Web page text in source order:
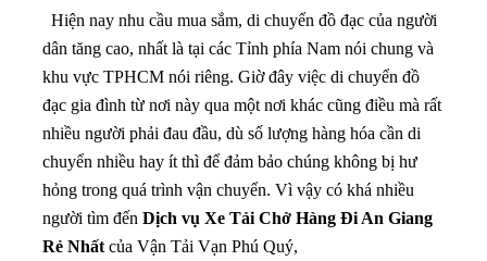
Hiện nay nhu cầu mua sắm, di chuyển đồ đạc của người
dân tăng cao, nhất là tại các Tỉnh phía Nam nói chung và
khu vực TPHCM nói riêng. Giờ đây việc di chuyển đồ
đạc gia đình từ nơi này qua một nơi khác cũng điều mà rất
nhiều người phải đau đầu, dù số lượng hàng hóa cần di
chuyển nhiều hay ít thì để đảm bảo chúng không bị hư
hỏng trong quá trình vận chuyển. Vì vậy có khá nhiều
người tìm đến Dịch vụ Xe Tải Chở Hàng Đi An Giang
Rẻ Nhất của Vận Tải Vạn Phú Quý,